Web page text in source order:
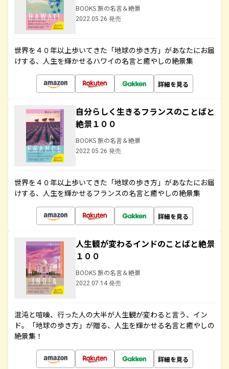
BOOKS 旅の名言＆絶景
2022.05.26 発売
世界を４０年以上歩いてきた「地球の歩き方」があなたにお届
けする、人生を輝かせるハワイの名言と癒やしの絶景集
詳細を見る
自分らしく生きるフランスのことばと
絶景１００
BOOKS 旅の名言＆絶景
2022.05.26 発売
世界を４０年以上歩いてきた「地球の歩き方」があなたにお届
けする、人生を輝かせるフランスの名言と癒やしの絶景集
詳細を見る
人生観が変わるインドのことばと絶景
１００
BOOKS 旅の名言＆絶景
2022.07.14 発売
混沌と喧噪、行った人の大半が人生観が変わると言う、イン
ド。「地球の歩き方」が贈る、人生を輝かせる名言と癒やしの
絶景集！
詳細を見る